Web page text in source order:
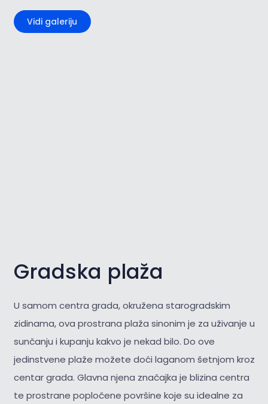
Vidi galeriju
Gradska plaža
U samom centra grada, okružena starogradskim
zidinama, ova prostrana plaža sinonim je za uživanje u
sunčanju i kupanju kakvo je nekad bilo. Do ove
jedinstvene plaže možete doći laganom šetnjom kroz
centar grada. Glavna njena značajka je blizina centra
te prostrane popločene površine koje su idealne za